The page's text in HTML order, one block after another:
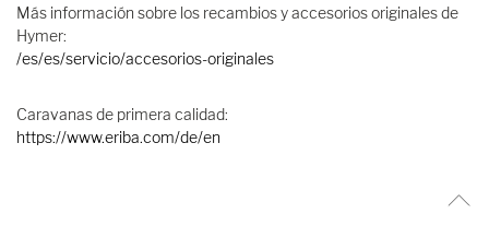
Más información sobre los recambios y accesorios originales de
Hymer:
/es/es/servicio/accesorios-originales
Caravanas de primera calidad:
https://www.eriba.com/de/en